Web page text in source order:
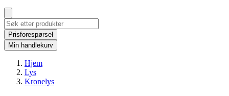
Prisforespørsel
Min handlekurv
Hjem
Lys
Kronelys